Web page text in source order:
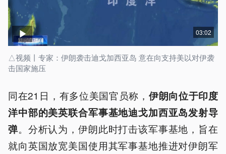
03:02
△视频丨专家：伊朗袭击迪戈加西亚岛 意在向支持美以对伊袭
击国家施压
同在21日，有多位美国官员称， 伊朗向位于印度
洋中部的美英联合军事基地迪戈加西亚岛发射导
弹。分析认为，伊朗此时打击该军事基地，旨在
就向英国放宽美国使用其军事基地推进对伊朗军